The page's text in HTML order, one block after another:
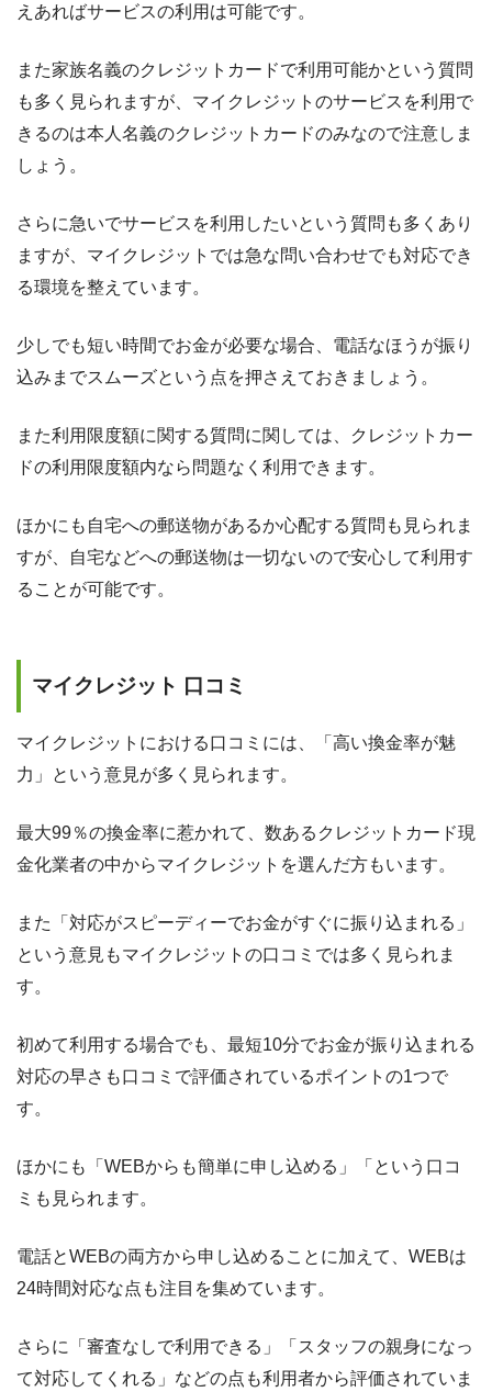
えあればサービスの利用は可能です。
また家族名義のクレジットカードで利用可能かという質問
も多く見られますが、マイクレジットのサービスを利用で
きるのは本人名義のクレジットカードのみなので注意しま
しょう。
さらに急いでサービスを利用したいという質問も多くあり
ますが、マイクレジットでは急な問い合わせでも対応でき
る環境を整えています。
少しでも短い時間でお金が必要な場合、電話なほうが振り
込みまでスムーズという点を押さえておきましょう。
また利用限度額に関する質問に関しては、クレジットカー
ドの利用限度額内なら問題なく利用できます。
ほかにも自宅への郵送物があるか心配する質問も見られま
すが、自宅などへの郵送物は一切ないので安心して利用す
ることが可能です。
マイクレジット 口コミ
マイクレジットにおける口コミには、「高い換金率が魅
力」という意見が多く見られます。
最大99％の換金率に惹かれて、数あるクレジットカード現
金化業者の中からマイクレジットを選んだ方もいます。
また「対応がスピーディーでお金がすぐに振り込まれる」
という意見もマイクレジットの口コミでは多く見られま
す。
初めて利用する場合でも、最短10分でお金が振り込まれる
対応の早さも口コミで評価されているポイントの1つで
す。
ほかにも「WEBからも簡単に申し込める」「という口コ
ミも見られます。
電話とWEBの両方から申し込めることに加えて、WEBは
24時間対応な点も注目を集めています。
さらに「審査なしで利用できる」「スタッフの親身になっ
て対応してくれる」などの点も利用者から評価されていま